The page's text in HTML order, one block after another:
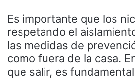
Es importante que los
respetando el
las medidas de
como fuera de la casa.
que salir, es